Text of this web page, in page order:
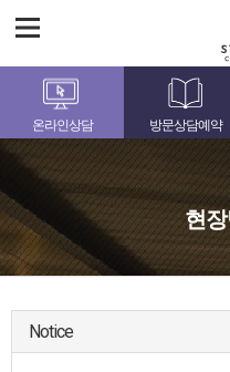
온라인상담 방문상담예약
현
Notice